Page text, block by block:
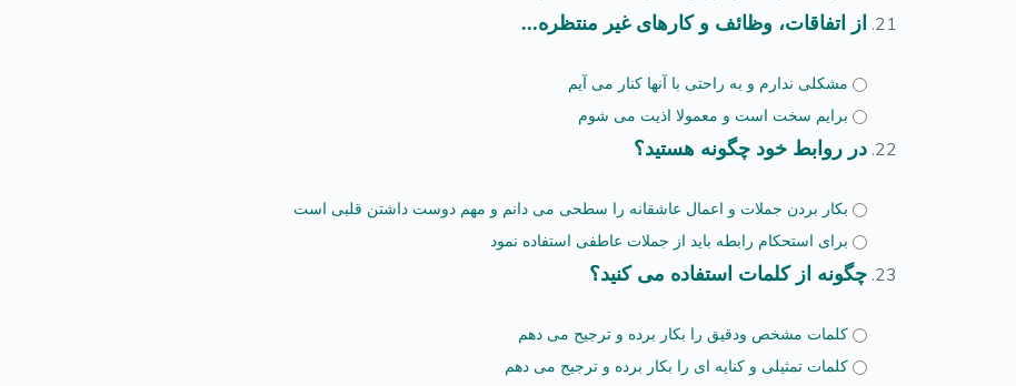
از اتفاقات، وظائف و کارهای غیر منتظره...
مشکلی ندارم و به راحتی با آنها کنار می آیم
برایم سخت است و معمولا اذیت می شوم
در روابط خود چگونه هستید؟
بکار بردن جملات و اعمال عاشقانه را سطحی می دانم و مهم دوست داشتن قلبی است
برای استحکام رابطه باید از جملات عاطفی استفاده نمود
چگونه از کلمات استفاده می کنید؟
کلمات مشخص ودقیق را بکار برده و ترجیح می دهم
کلمات تمثیلی و کنایه ای را بکار برده و ترجیح می دهم